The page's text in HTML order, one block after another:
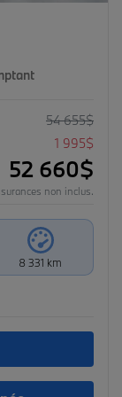
54 655$
1 995$
52 660$
non inclus.
8 331 km